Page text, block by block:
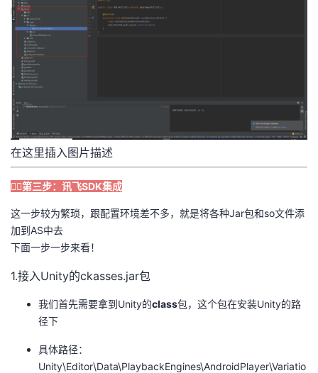
在这里插入图片描述
🏳️‍🌈第三步：讯飞SDK集成
这一步较为繁琐，跟配置环境差不多，就是将各种Jar包和so文件添
加到AS中去
下面一步一步来看！
1.接入Unity的ckasses.jar包
我们首先需要拿到Unity的class包，这个包在安装Unity的路
径下
具体路径：
Unity\Editor\Data\PlaybackEngines\AndroidPlayer\Variatio